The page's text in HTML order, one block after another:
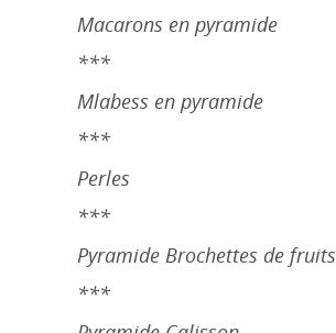
Macarons en pyramide
***
Mlabess en pyramide
***
Perles
***
Pyramide Brochettes de fruits
***